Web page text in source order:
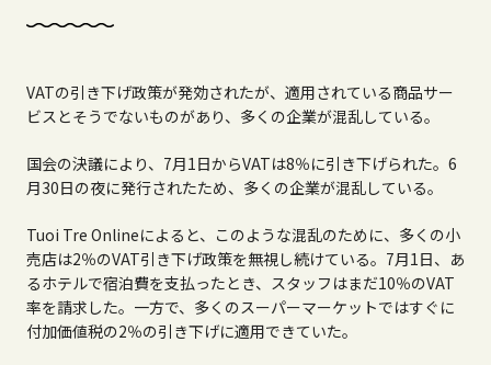
VATの引き下げ政策が発効されたが、適用されている商品サー
ビスとそうでないものがあり、多くの企業が混乱している。
国会の決議により、7月1日からVATは8％に引き下げられた。6
月30日の夜に発行されたため、多くの企業が混乱している。
Tuoi Tre Onlineによると、このような混乱のために、多くの小
売店は2％のVAT引き下げ政策を無視し続けている。7月1日、あ
るホテルで宿泊費を支払ったとき、スタッフはまだ10％のVAT
率を請求した。一方で、多くのスーパーマーケットではすぐに
付加価値税の2％の引き下げに適用できていた。